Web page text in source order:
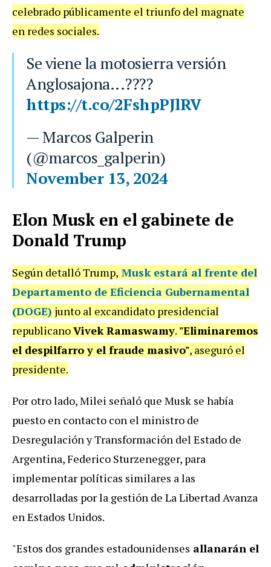
celebrado públicamente el triunfo del magnate
en redes sociales.
Se viene la motosierra versión
Anglosajona...????
https://t.co/2FshpPJlRV
— Marcos Galperin
(@marcos_galperin)
November 13, 2024
Elon Musk en el gabinete de
Donald Trump
Según detalló Trump, Musk estará al frente del
Departamento de Eficiencia Gubernamental
(DOGE) junto al excandidato presidencial
republicanoVivek Ramaswamy. "Eliminaremos
el despilfarro y el fraude masivo", aseguró el
presidente.
Por otro lado, Milei señaló que Musk se había
puesto en contacto con el ministro de
Desregulación y Transformación del Estado de
Argentina, Federico Sturzenegger, para
implementar políticas similares a las
desarrolladas por la gestión de La Libertad Avanza
en Estados Unidos.
"Estos dos grandes estadounidenses allanarán el